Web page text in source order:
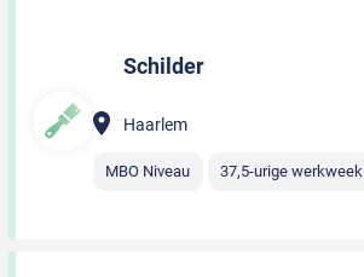
Schilder
Haarlem
MBO Niveau 37,5-urige werkweek